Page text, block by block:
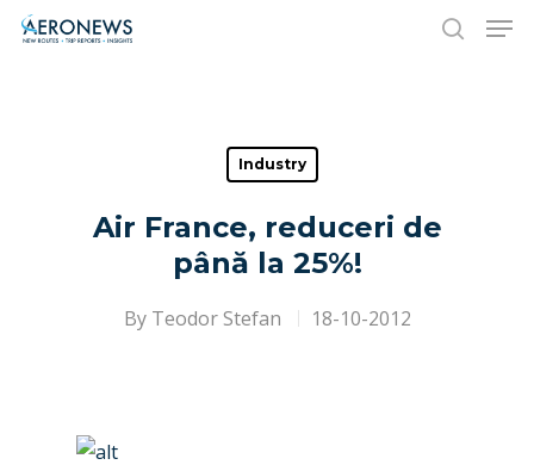
Hit enter to search or ESC to close
Industry
Air France, reduceri de
până la 25%!
By Teodor Stefan 18-10-2012